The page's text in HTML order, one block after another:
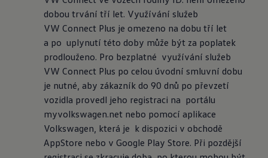
dobou trvání tří let. Využívání služeb
VW Connect Plus je omezeno na dobu tří let
a po  uplynutí této doby může být za poplatek
prodlouženo. Pro bezplatné  využívání služeb
VW Connect Plus po celou úvodní smluvní dobu
je nutné, aby zákazník do 90 dnů po převzetí
vozidla provedl jeho registraci na  portálu
myvolkswagen.net nebo pomocí aplikace
Volkswagen, která je  k dispozici v obchodě
AppStore nebo v Google Play Store. Při pozdější